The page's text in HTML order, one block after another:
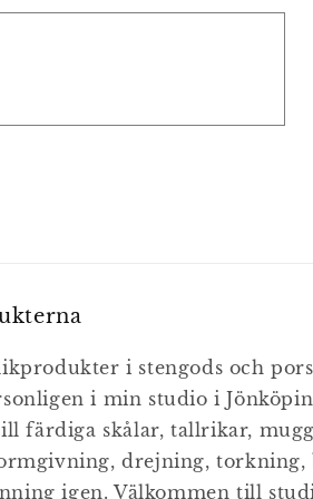
i stengods och
i min studio i
färdiga skålar, tallrikar,
drejning, torkning,
igen. Välkommen till